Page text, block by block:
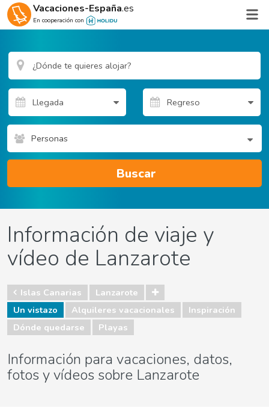
Vacaciones-España.es
En cooperación con
Personas
Buscar
Información de viaje y
vídeo de Lanzarote
Islas Canarias
Lanzarote
Un vistazo
Alquileres vacacionales
Inspiración
Dónde quedarse
Playas
Información para vacaciones, datos,
fotos y vídeos sobre Lanzarote